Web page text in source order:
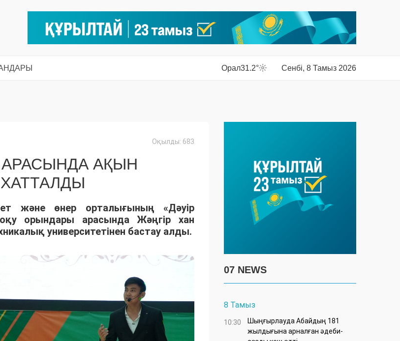
Орал31.2° Сенбі, 8 Тамыз 2026
Оқылды: 683
АҚЫН
және өнер орталығының «Дәуір
орындары арасында Жәңгір хан
университетінен бастау алды.
07 NEWS
8 Тамыз
10:30
Шыңғырлауда Абайдың 181
жылдығына арналған әдеби-